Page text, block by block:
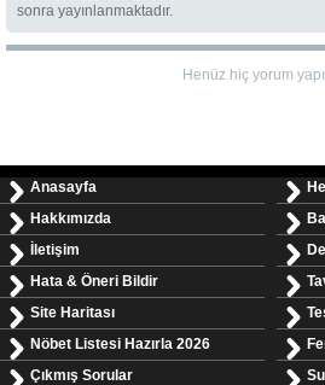
sonra yayınlanmaktadır.
Henüz hiç yorum
Anasayfa
Hakkımızda
İletişim
Hata & Öneri Bildir
Site Haritası
Nöbet Listesi Hazırla 2026
Çıkmış Sorular